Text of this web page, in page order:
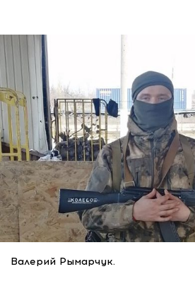
Валерий Рымарчук.